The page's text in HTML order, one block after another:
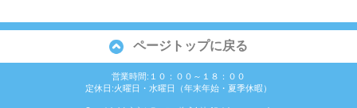
ページトップに戻る
営業時間:１０：００～１８：００
定休日:火曜日・水曜日（年末年始・夏季休暇）